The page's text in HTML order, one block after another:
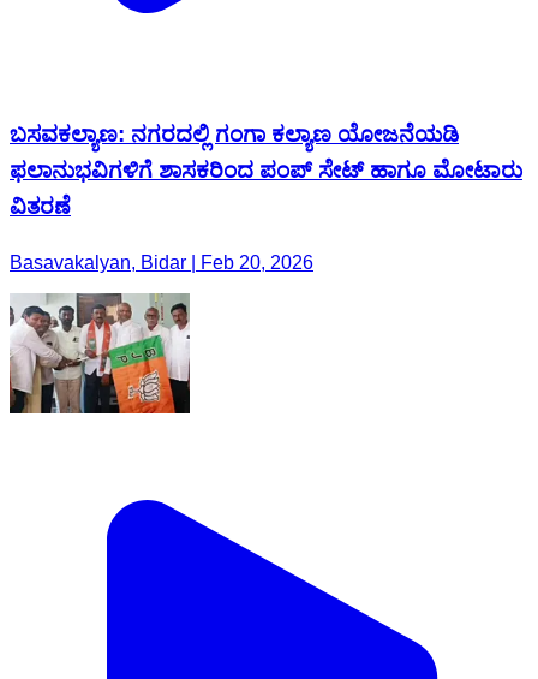
ಬಸವಕಲ್ಯಾಣ: ನಗರದಲ್ಲಿ ಗಂಗಾ ಕಲ್ಯಾಣ ಯೋಜನೆಯಡಿ
ಫಲಾನುಭವಿಗಳಿಗೆ ಶಾಸಕರಿಂದ ಪಂಪ್ ಸೇಟ್ ಹಾಗೂ ಮೋಟಾರು
ವಿತರಣೆ
Basavakalyan, Bidar | Feb 20, 2026